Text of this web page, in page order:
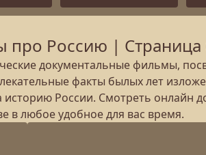
Россию | Страница
документальные фильмы,
факты былых лет
России. Смотреть онлайн
в любое удобное для вас время.